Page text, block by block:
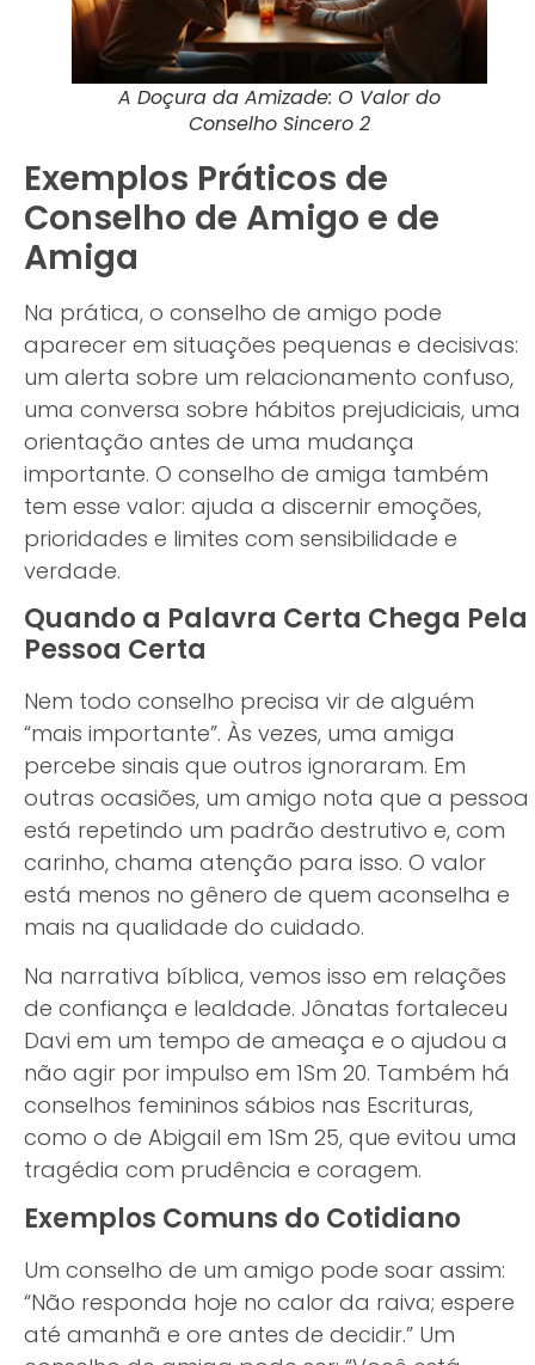
A Doçura da Amizade: O Valor do
Conselho Sincero 2
Exemplos Práticos de
Conselho de Amigo e de
Amiga
Na prática, o conselho de amigo pode
aparecer em situações pequenas e decisivas:
um alerta sobre um relacionamento confuso,
uma conversa sobre hábitos prejudiciais, uma
orientação antes de uma mudança
importante. O conselho de amiga também
tem esse valor: ajuda a discernir emoções,
prioridades e limites com sensibilidade e
verdade.
Quando a Palavra Certa Chega Pela
Pessoa Certa
Nem todo conselho precisa vir de alguém
“mais importante”. Às vezes, uma amiga
percebe sinais que outros ignoraram. Em
outras ocasiões, um amigo nota que a pessoa
está repetindo um padrão destrutivo e, com
carinho, chama atenção para isso. O valor
está menos no gênero de quem aconselha e
mais na qualidade do cuidado.
Na narrativa bíblica, vemos isso em relações
de confiança e lealdade. Jônatas fortaleceu
Davi em um tempo de ameaça e o ajudou a
não agir por impulso em 1Sm 20. Também há
conselhos femininos sábios nas Escrituras,
como o de Abigail em 1Sm 25, que evitou uma
tragédia com prudência e coragem.
Exemplos Comuns do Cotidiano
Um conselho de um amigo pode soar assim:
“Não responda hoje no calor da raiva; espere
até amanhã e ore antes de decidir.” Um